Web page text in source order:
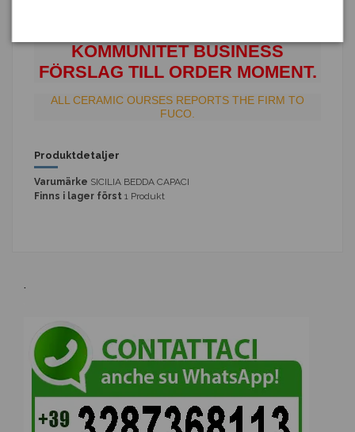
KOMMUNITET BUSINESS
FÖRSLAG TILL ORDER MOMENT.
ALL CERAMIC OURSES REPORTS THE FIRM TO
FUCO.
Produktdetaljer
Varumärke SICILIA BEDDA CAPACI
Finns i lager först 1 Produkt
.